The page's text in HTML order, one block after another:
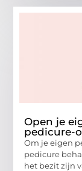
Open je
pedicure-
Om je eigen
pedicure
het bezit zijn